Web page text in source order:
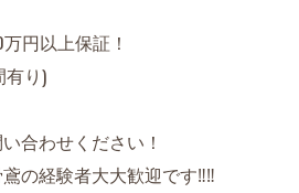
円以上保証！
有り)
合わせください！
の経験者大大歓迎です‼︎‼︎